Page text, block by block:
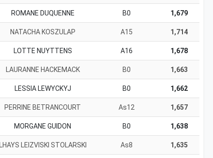
ROMANE DUQUENNE B0 1,679
NATACHA KOSZULAP A15 1,714
LOTTE NUYTTENS A16 1,678
LAURANNE HACKEMACK B0 1,663
LESSIA LEWYCKYJ B0 1,662
PERRINE BETRANCOURT As12 1,657
MORGANE GUIDON B0 1,638
LHAYS LEIZVISKI STOLARSKI As8 1,635